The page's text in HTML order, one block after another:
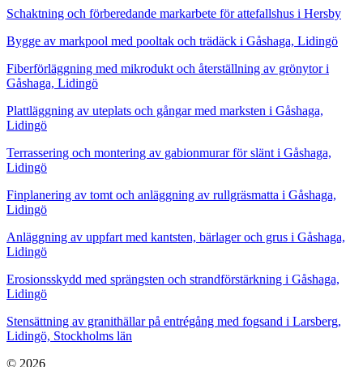
Schaktning och förberedande markarbete för attefallshus i Hersby
Bygge av markpool med pooltak och trädäck i Gåshaga, Lidingö
Fiberförläggning med mikrodukt och återställning av grönytor i
Gåshaga, Lidingö
Plattläggning av uteplats och gångar med marksten i Gåshaga,
Lidingö
Terrassering och montering av gabionmurar för slänt i Gåshaga,
Lidingö
Finplanering av tomt och anläggning av rullgräsmatta i Gåshaga,
Lidingö
Anläggning av uppfart med kantsten, bärlager och grus i Gåshaga,
Lidingö
Erosionsskydd med sprängsten och strandförstärkning i Gåshaga,
Lidingö
Stensättning av granithällar på entrégång med fogsand i Larsberg,
Lidingö, Stockholms län
© 2026